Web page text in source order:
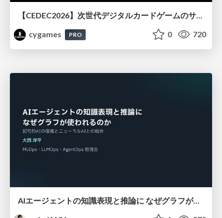
【CEDEC2026】次世代デジタルカードゲームのサーバー設計と運用 〜『Shadowverse: Worlds Beyond』の舞台裏～
cygames
PRO 0 720
AIエージェントの知識表現と推論に なぜグラフが使われるのか - 記号的AIの復権とニューラルAIとの統合